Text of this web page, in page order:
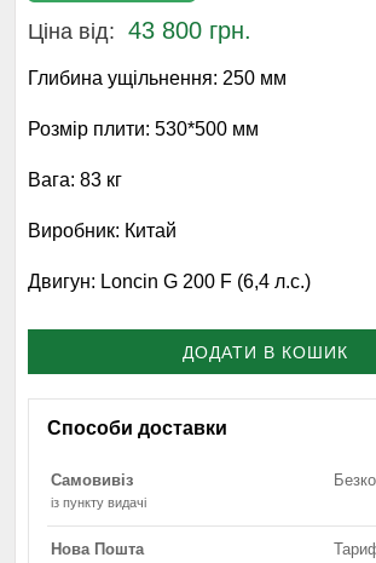
Ціна від: 43 800 грн.
Глибина ущільнення: 250 мм
Розмір плити: 530*500 мм
Вага: 83 кг
Виробник: Китай
Двигун: Loncin G 200 F (6,4 л.с.)
ДОДАТИ В КОШИК
Способи доставки
Самовивіз
із пункту видачі
Нова Пошта